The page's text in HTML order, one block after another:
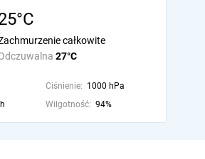
27°C
całkowite
Ciśnienie: 1000 hPa
Wilgotność: 94%